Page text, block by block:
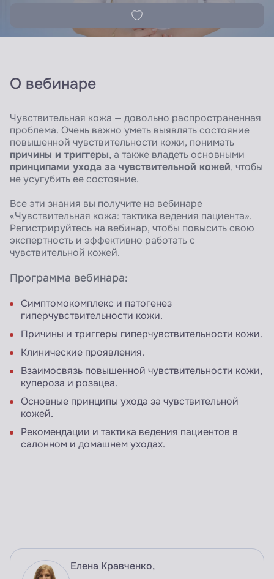
О вебинаре
Чувствительная кожа — довольно распространенная
проблема. Очень важно уметь выявлять состояние
повышенной чувствительности кожи, понимать
причины и триггеры, а также владеть основными
принципами ухода за чувствительной кожей, чтобы
не усугубить ее состояние.
Все эти знания вы получите на вебинаре
«Чувствительная кожа: тактика ведения пациента».
Регистрируйтесь на вебинар, чтобы повысить свою
экспертность и эффективно работать с
чувствительной кожей.
Программа вебинара:
Симптомокомплекс и патогенез
гиперчувствительности кожи.
Причины и триггеры гиперчувствительности кожи.
Клинические проявления.
Взаимосвязь повышенной чувствительности кожи,
купероза и розацеа.
Основные принципы ухода за чувствительной
кожей.
Рекомендации и тактика ведения пациентов в
салонном и домашнем уходах.
Елена Кравченко,